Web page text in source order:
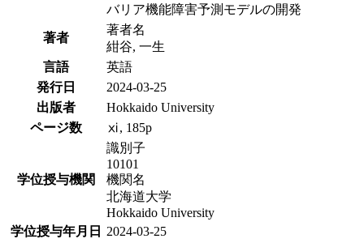
バリア機能障害予測モデルの開発
著者
著者名
紺谷, 一生
言語
英語
発行日
2024-03-25
出版者
Hokkaido University
ページ数
ⅺ, 185p
学位授与機関
識別子
10101
機関名
北海道大学
Hokkaido University
学位授与年月日
2024-03-25